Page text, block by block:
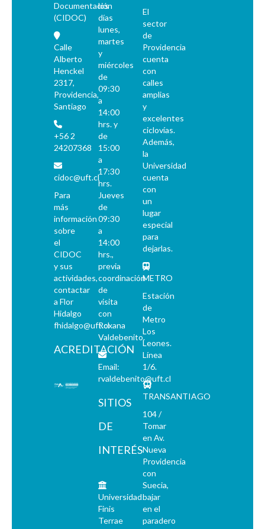
Documentación
(CIDOC)
Calle
Alberto
Henckel
2317,
Providencia,
Santiago
+56 2
24207368
cidoc@uft.cl
Para
más
información
sobre
el
CIDOC
y sus
actividades,
contactar
a Flor
Hidalgo
fhidalgo@uft.cl
ACREDITACIÓN
los
días
lunes,
martes
y
miércoles
de
09:30
a
14:00
hrs. y
de
15:00
a
17:30
hrs.
Jueves
de
09:30
a
14:00
hrs.,
previa
coordinación
de
visita
con
Roxana
Valdebenito.
Email:
rvaldebenito@uft.cl
SITIOS
DE
INTERÉS
Universidad
Finis
Terrae
El
sector
de
Providencia
cuenta
con
calles
amplias
y
excelentes
ciclovías.
Además,
la
Universidad
cuenta
con
un
lugar
especial
para
dejarlas.
METRO
Estación
de
Metro
Los
Leones.
Línea
1/6.
TRANSANTIAGO
104 /
Tomar
en Av.
Nueva
Providencia
con
Suecia,
bajar
en el
paradero